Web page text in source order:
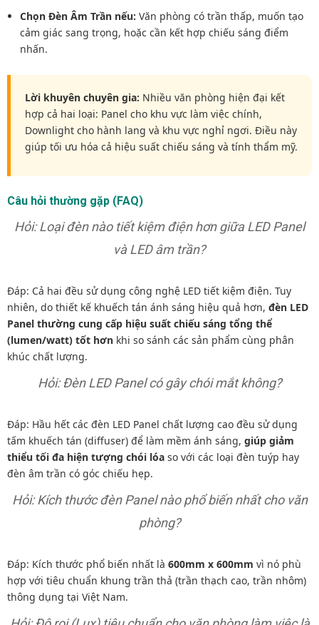
Chọn Đèn Âm Trần nếu: Văn phòng có trần thấp, muốn tạo
cảm giác sang trọng, hoặc cần kết hợp chiếu sáng điểm
nhấn.
Lời khuyên chuyên gia: Nhiều văn phòng hiện đại kết
hợp cả hai loại: Panel cho khu vực làm việc chính,
Downlight cho hành lang và khu vực nghỉ ngơi. Điều này
giúp tối ưu hóa cả hiệu suất chiếu sáng và tính thẩm mỹ.
Câu hỏi thường gặp (FAQ)
Hỏi: Loại đèn nào tiết kiệm điện hơn giữa LED Panel
và LED âm trần?
Đáp: Cả hai đều sử dụng công nghệ LED tiết kiệm điện. Tuy
nhiên, do thiết kế khuếch tán ánh sáng hiệu quả hơn, đèn LED
Panel thường cung cấp hiệu suất chiếu sáng tổng thể
(lumen/watt) tốt hơn khi so sánh các sản phẩm cùng phân
khúc chất lượng.
Hỏi: Đèn LED Panel có gây chói mắt không?
Đáp: Hầu hết các đèn LED Panel chất lượng cao đều sử dụng
tấm khuếch tán (diffuser) để làm mềm ánh sáng, giúp giảm
thiểu tối đa hiện tượng chói lóa so với các loại đèn tuýp hay
đèn âm trần có góc chiếu hẹp.
Hỏi: Kích thước đèn Panel nào phổ biến nhất cho văn
phòng?
Đáp: Kích thước phổ biến nhất là 600mm x 600mm vì nó phù
hợp với tiêu chuẩn khung trần thả (trần thạch cao, trần nhôm)
thông dụng tại Việt Nam.